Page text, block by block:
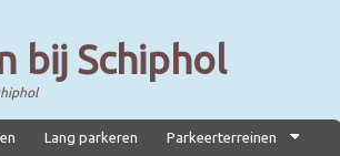
bij Schiphol
Lang parkeren Parkeerterreinen